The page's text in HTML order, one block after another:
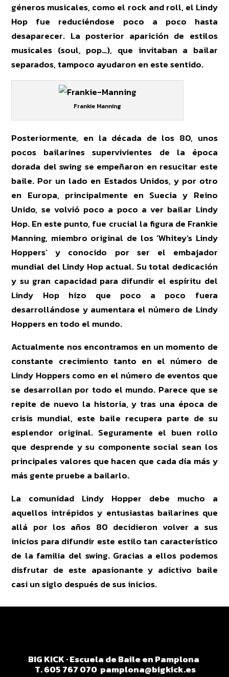
géneros musicales, como el rock and roll, el Lindy
Hop fue reduciéndose poco a poco hasta
desaparecer. La posterior aparición de estilos
musicales (soul, pop…), que invitaban a bailar
separados, tampoco ayudaron en este sentido.
Frankie Manning
Posteriormente, en la década de los 80, unos
pocos bailarines supervivientes de la época
dorada del swing se empeñaron en resucitar este
baile. Por un lado en Estados Unidos, y por otro
en Europa, principalmente en Suecia y Reino
Unido, se volvió poco a poco a ver bailar Lindy
Hop. En este punto, fue crucial la figura de Frankie
Manning, miembro original de los ‘Whitey’s Lindy
Hoppers’ y conocido por ser el embajador
mundial del Lindy Hop actual. Su total dedicación
y su gran capacidad para difundir el espíritu del
Lindy Hop hizo que poco a poco fuera
desarrollándose y aumentara el número de Lindy
Hoppers en todo el mundo.
Actualmente nos encontramos en un momento de
constante crecimiento tanto en el número de
Lindy Hoppers como en el número de eventos que
se desarrollan por todo el mundo. Parece que se
repite de nuevo la historia, y tras una época de
crisis mundial, este baile recupera parte de su
esplendor original. Seguramente el buen rollo
que desprende y su componente social sean los
principales valores que hacen que cada día más y
más gente pruebe a bailarlo.
La comunidad Lindy Hopper debe mucho a
aquellos intrépidos y entusiastas bailarines que
allá por los años 80 decidieron volver a sus
inicios para difundir este estilo tan característico
de la familia del swing. Gracias a ellos podemos
disfrutar de este apasionante y adictivo baile
casi un siglo después de sus inicios.
BIG KICK · Escuela de Baile en Pamplona
T. 605 767 070 pamplona@bigkick.es